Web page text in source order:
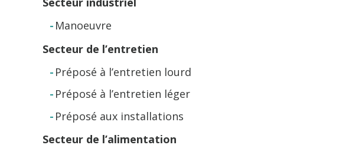
Manoeuvre
Secteur de l’entretien
Préposé à l’entretien lourd
Préposé à l’entretien léger
Préposé aux installations
Secteur de l’alimentation